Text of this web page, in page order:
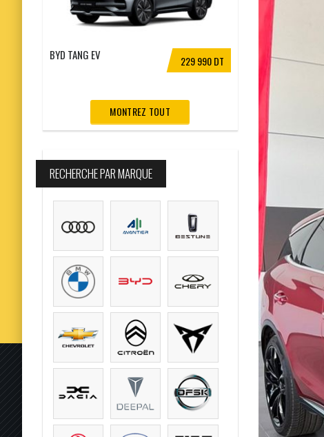
229 990 DT
BYD TANG EV
MONTREZ TOUT
RECHERCHE PAR MARQUE